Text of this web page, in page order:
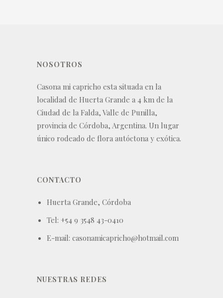
NOSOTROS
Casona mi capricho esta situada en la
localidad de Huerta Grande a 4 km de la
Ciudad de la Falda, Valle de Punilla,
provincia de Córdoba, Argentina. Un lugar
único rodeado de flora autóctona y exótica.
CONTACTO
Huerta Grande, Córdoba
Tel: +54 9 3548 43-0410
E-mail: casonamicapricho@hotmail.com
NUESTRAS REDES